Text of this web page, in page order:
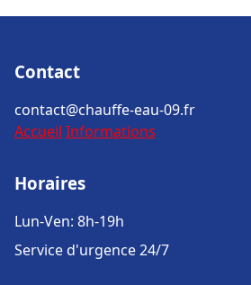
Contact
contact@chauffe-eau-09.fr
Accueil Informations
Horaires
Lun-Ven: 8h-19h
Service d'urgence 24/7